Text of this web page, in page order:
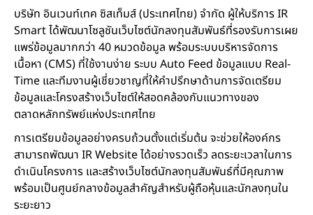
บริษัท อินเวนท์เทค ซิสเท็มส์ (ประเทศไทย) จำกัด ผู้ให้บริการ IR
Smart ได้พัฒนาโซลูชันเว็บไซต์นักลงทุนสัมพันธ์ที่รองรับการเผย
แพร่ข้อมูลมากกว่า 40 หมวดข้อมูล พร้อมระบบบริหารจัดการ
เนื้อหา (CMS) ที่ใช้งานง่าย ระบบ Auto Feed ข้อมูลแบบ Real-
Time และทีมงานผู้เชี่ยวชาญที่ให้คำปรึกษาด้านการจัดเตรียม
ข้อมูลและโครงสร้างเว็บไซต์ให้สอดคล้องกับแนวทางของ
ตลาดหลักทรัพย์แห่งประเทศไทย
การเตรียมข้อมูลอย่างครบถ้วนตั้งแต่เริ่มต้น จะช่วยให้องค์กร
สามารถพัฒนา IR Website ได้อย่างรวดเร็ว ลดระยะเวลาในการ
ดำเนินโครงการ และสร้างเว็บไซต์นักลงทุนสัมพันธ์ที่มีคุณภาพ
พร้อมเป็นศูนย์กลางข้อมูลสำคัญสำหรับผู้ถือหุ้นและนักลงทุนใน
ระยะยาว